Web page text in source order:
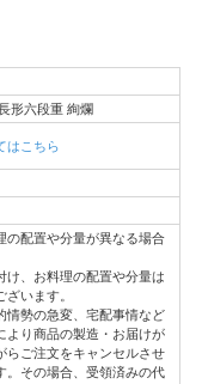
形六段重 絢爛
はこちら
の配置や分量が異なる場合
け、お料理の配置や分量は
います。
情勢の急変、宅配事情など
より商品の製造・お届けが
らご注文をキャンセルさせ
。その場合、受領済みの代